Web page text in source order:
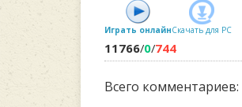
Играть онлайнСкачать для PC
11766/0/744
Всего комментариев: